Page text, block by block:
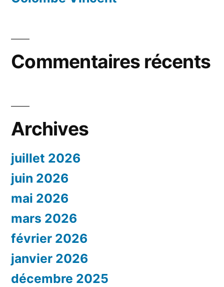
Commentaires récents
Archives
juillet 2026
juin 2026
mai 2026
mars 2026
février 2026
janvier 2026
décembre 2025